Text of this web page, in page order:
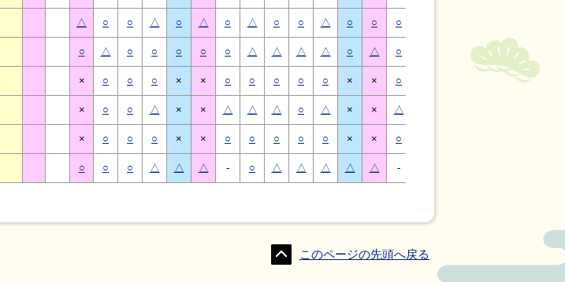
△ ○ ○ △ ○ △ ○ △ ○ ○ △ ○ ○ ○
○ △ ○ ○ ○ ○ ○ △ △ △ △ ○ △ ○ △ △ ○
× ○ ○ ○ × × ○ ○ ○ ○ ○ × × ○ ×
× ○ ○ △ × × △ △ △ ○ △ × × △
× ○ ○ ○ × × ○ ○ ○ ○ ○ × × ○
○ ○ ○ △ △ △ - ○ △ △ △ △ △ -
このページの先頭へ戻る